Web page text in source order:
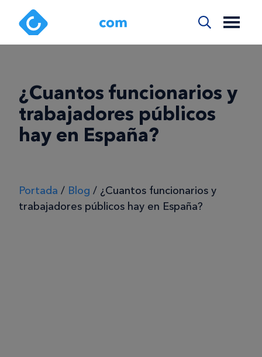
¿Cuantos funcionarios y
trabajadores públicos
hay en España?
Portada / Blog / ¿Cuantos funcionarios y
trabajadores públicos hay en España?